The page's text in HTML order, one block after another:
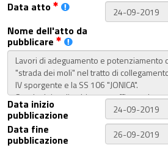
Data atto
Nome dell'atto da
pubblicare
Data inizio
pubblicazione
Data fine
pubblicazione